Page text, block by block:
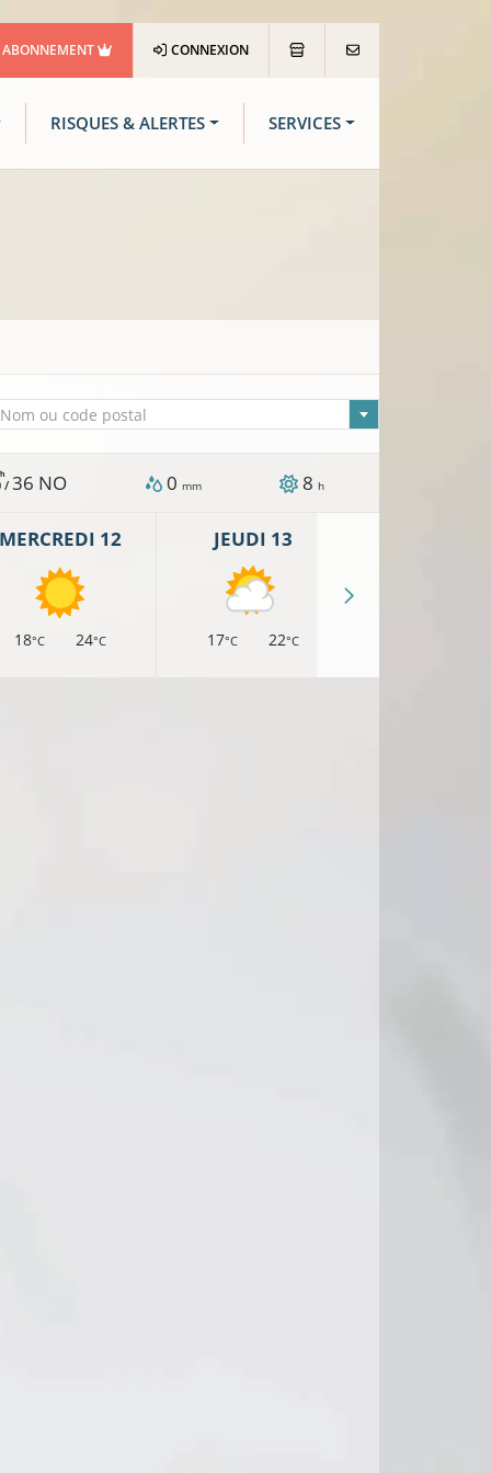
ABONNEMENT CONNEXION
RISQUES & ALERTES SERVICES
sélectionnée
Nom ou code postal
/ 36 NO 0 mm 8 h
MERCREDI 12
18°C 24°C
JEUDI 13
17°C 22°C